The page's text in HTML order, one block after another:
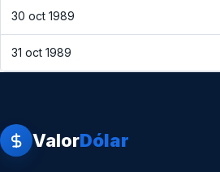
30 oct 1989
31 oct 1989
ValorDólar